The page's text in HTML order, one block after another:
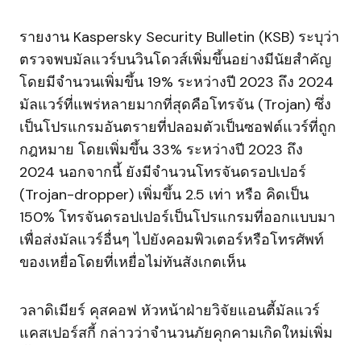
รายงาน Kaspersky Security Bulletin (KSB) ระบุว่า
ตรวจพบมัลแวร์บนวินโดวส์เพิ่มขึ้นอย่างมีนัยสำคัญ
โดยมีจำนวนเพิ่มขึ้น 19% ระหว่างปี 2023 ถึง 2024
มัลแวร์ที่แพร่หลายมากที่สุดคือโทรจัน (Trojan) ซึ่ง
เป็นโปรแกรมอันตรายที่ปลอมตัวเป็นซอฟต์แวร์ที่ถูก
กฎหมาย โดยเพิ่มขึ้น 33% ระหว่างปี 2023 ถึง
2024 นอกจากนี้ ยังมีจำนวนโทรจันดรอปเปอร์
(Trojan-dropper) เพิ่มขึ้น 2.5 เท่า หรือ คิดเป็น
150% โทรจันดรอปเปอร์เป็นโปรแกรมที่ออกแบบมา
เพื่อส่งมัลแวร์อื่นๆ ไปยังคอมพิวเตอร์หรือโทรศัพท์
ของเหยื่อโดยที่เหยื่อไม่ทันสังเกตเห็น
วลาดิเมียร์ คุสคอฟ หัวหน้าฝ่ายวิจัยแอนตี้มัลแวร์
แคสเปอร์สกี้ กล่าวว่าจำนวนภัยคุกคามเกิดใหม่เพิ่ม